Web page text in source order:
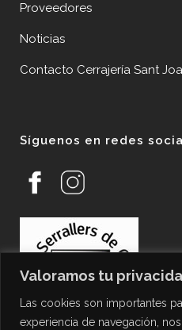
Valoramos tu
Las cookies son importantes
experiencia de navegación,
Proveedores
Noticias
Contacto Cerrajería Sant
Síguenos en redes